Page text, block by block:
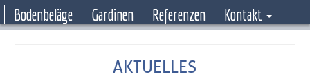
Bodenbeläge
Gardinen Referenzen Kontakt
AKTUELLES